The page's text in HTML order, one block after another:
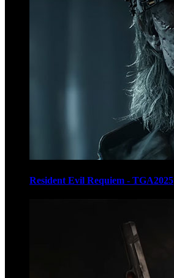
Resident Evil Requiem - TGA2025